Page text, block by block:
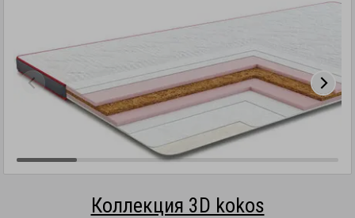
Коллекция 3D kokos